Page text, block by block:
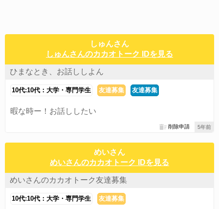
しゅんさん
しゅんさんのカカオトーク IDを見る
ひまなとき、お話ししよん
10代:10代：大学・専門学生 友達募集 友達募集
暇な時ー！お話ししたい
5年前
削除申請
めいさん
めいさんのカカオトーク IDを見る
めいさんのカカオトーク友達募集
10代:10代：大学・専門学生 友達募集